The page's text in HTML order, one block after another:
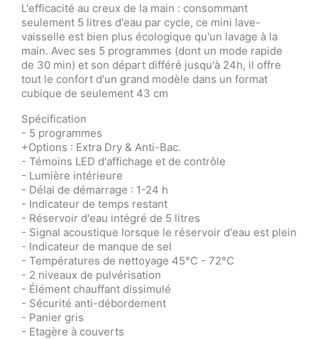
L'efficacité au creux de la main : consommant
seulement 5 litres d'eau par cycle, ce mini lave-
vaisselle est bien plus écologique qu'un lavage à la
main. Avec ses 5 programmes (dont un mode rapide
de 30 min) et son départ différé jusqu'à 24h, il offre
tout le confort d'un grand modèle dans un format
cubique de seulement 43 cm
Spécification
- 5 programmes
+Options : Extra Dry & Anti-Bac.
- Témoins LED d'affichage et de contrôle
- Lumière intérieure
- Délai de démarrage : 1-24 h
- Indicateur de temps restant
- Réservoir d'eau intégré de 5 litres
- Signal acoustique lorsque le réservoir d'eau est plein
- Indicateur de manque de sel
- Températures de nettoyage 45°C - 72°C
- 2 niveaux de pulvérisation
- Élément chauffant dissimulé
- Sécurité anti-débordement
- Panier gris
- Etagère à couverts